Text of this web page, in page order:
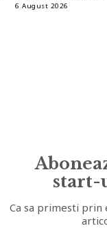
6 August 2026
start-
Ca sa primesti prin